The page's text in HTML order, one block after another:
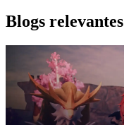
Blogs relevantes